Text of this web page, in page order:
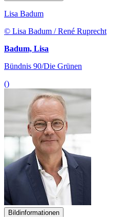
Lisa Badum
© Lisa Badum / René Ruprecht
Badum, Lisa
Bündnis 90/Die Grünen
()
Bildinformationen